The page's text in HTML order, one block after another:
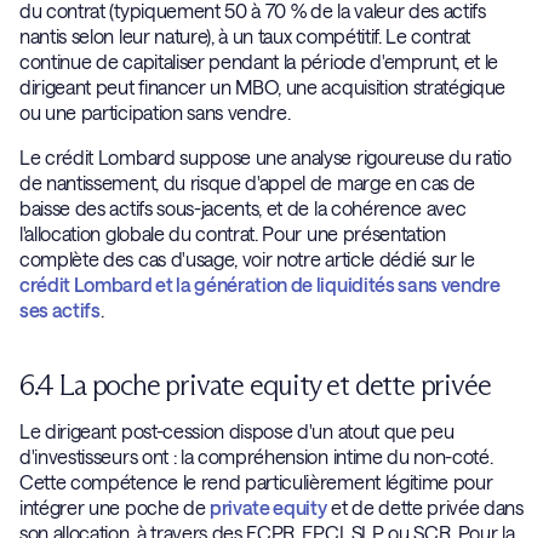
du contrat (typiquement 50 à 70 % de la valeur des actifs
nantis selon leur nature), à un taux compétitif. Le contrat
continue de capitaliser pendant la période d'emprunt, et le
dirigeant peut financer un MBO, une acquisition stratégique
ou une participation sans vendre.
Le crédit Lombard suppose une analyse rigoureuse du ratio
de nantissement, du risque d'appel de marge en cas de
baisse des actifs sous-jacents, et de la cohérence avec
l'allocation globale du contrat. Pour une présentation
complète des cas d'usage, voir notre article dédié sur le
crédit Lombard et la génération de liquidités sans vendre
ses actifs.
6.4 La poche private equity et dette privée
Le dirigeant post-cession dispose d'un atout que peu
d'investisseurs ont : la compréhension intime du non-coté.
Cette compétence le rend particulièrement légitime pour
intégrer une poche de private equityet de dette privée dans
son allocation, à travers des FCPR, FPCI, SLP ou SCR. Pour la